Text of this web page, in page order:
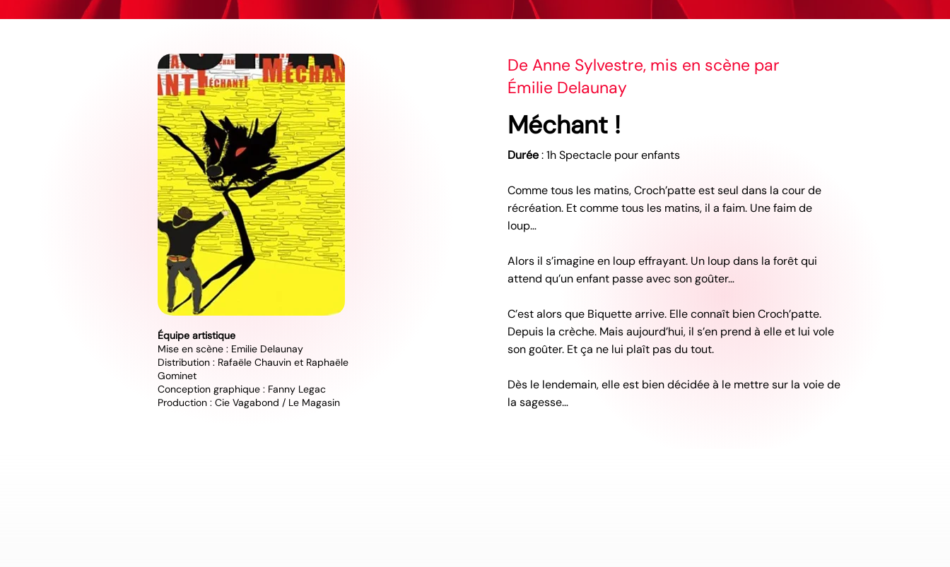
Équipe artistique
Mise en scène : Emilie Delaunay
Distribution : Rafaële Chauvin et Raphaële
Gominet
Conception graphique : Fanny Legac
Production : Cie Vagabond / Le Magasin
De Anne Sylvestre, mis en scène par
Émilie Delaunay
Méchant !
Durée: 1h Spectacle pour enfants
Comme tous les matins, Croch’patte est seul dans la cour de
récréation. Et comme tous les matins, il a faim. Une faim de
loup…
Alors il s’imagine en loup effrayant. Un loup dans la forêt qui
attend qu’un enfant passe avec son goûter…
C’est alors que Biquette arrive. Elle connaît bien Croch’patte.
Depuis la crèche. Mais aujourd’hui, il s’en prend à elle et lui vole
son goûter. Et ça ne lui plaît pas du tout.
Dès le lendemain, elle est bien décidée à le mettre sur la voie de
la sagesse…